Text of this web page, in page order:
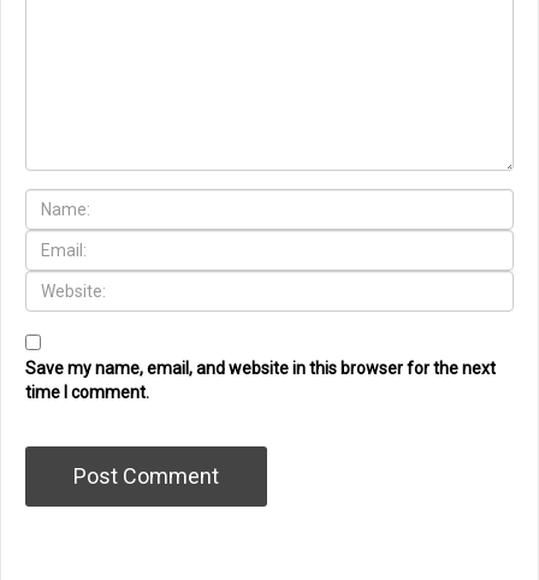
Save my name, email, and website in this browser for the next
time I comment.